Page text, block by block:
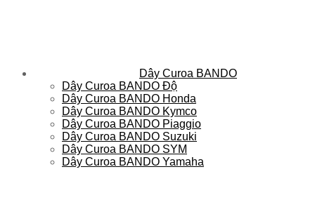
Dây Curoa BANDO
Dây Curoa BANDO Độ
Dây Curoa BANDO Honda
Dây Curoa BANDO Kymco
Dây Curoa BANDO Piaggio
Dây Curoa BANDO Suzuki
Dây Curoa BANDO SYM
Dây Curoa BANDO Yamaha